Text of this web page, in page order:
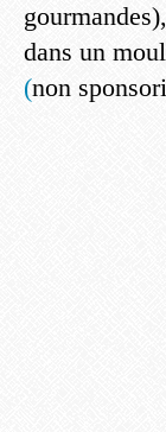
dans un
(non